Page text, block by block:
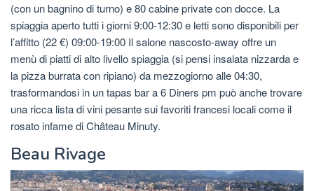
(con un bagnino di turno) e 80 cabine private con docce. La
spiaggia aperto tutti i giorni 9:00-12:30 e letti sono disponibili per
l’affitto (22 €) 09:00-19:00 Il salone nascosto-away offre un
menù di piatti di alto livello spiaggia (si pensi insalata nizzarda e
la pizza burrata con ripiano) da mezzogiorno alle 04:30,
trasformandosi in un tapas bar a 6 Diners pm può anche trovare
una ricca lista di vini pesante sui favoriti francesi locali come il
rosato infame di Château Minuty.
Beau Rivage